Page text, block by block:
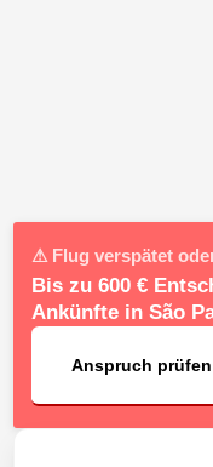
⚠ Flug verspätet
Bis zu 600 €
Ankünfte in São
Anspruch